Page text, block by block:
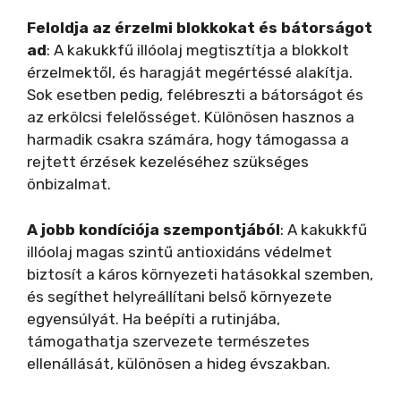
Feloldja az érzelmi blokkokat és bátorságot
ad: A kakukkfű illóolaj megtisztítja a blokkolt
érzelmektől, és haragját megértéssé alakítja.
Sok esetben pedig, felébreszti a bátorságot és
az erkölcsi felelősséget. Különösen hasznos a
harmadik csakra számára, hogy támogassa a
rejtett érzések kezeléséhez szükséges
önbizalmat.
A jobb kondíciója szempontjából: A kakukkfű
illóolaj magas szintű antioxidáns védelmet
biztosít a káros környezeti hatásokkal szemben,
és segíthet helyreállítani belső környezete
egyensúlyát. Ha beépíti a rutinjába,
támogathatja szervezete természetes
ellenállását, különösen a hideg évszakban.